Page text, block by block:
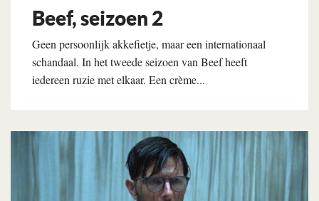
Beef, seizoen 2
Geen persoonlijk akkefietje, maar een internationaal
schandaal. In het tweede seizoen van Beef heeft
iedereen ruzie met elkaar. Een crème...
Lees verder